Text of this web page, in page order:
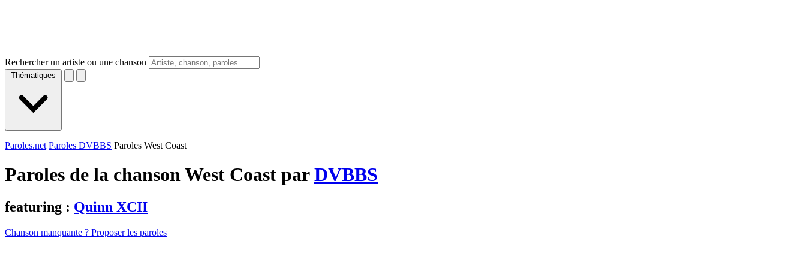
Rechercher un artiste ou une chanson
Thématiques
Paroles.net Paroles DVBBS Paroles West Coast
Paroles de la chanson West Coast parDVBBS
featuring : Quinn XCII
Chanson manquante ? Proposer les paroles